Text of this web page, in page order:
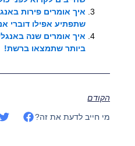
איך אומרים פירות
שתפתיע אפילו דוברי
איך אומרים שנה
ביותר שתמצאו ברשת!
הקודם
מי חייב לדעת את זה?